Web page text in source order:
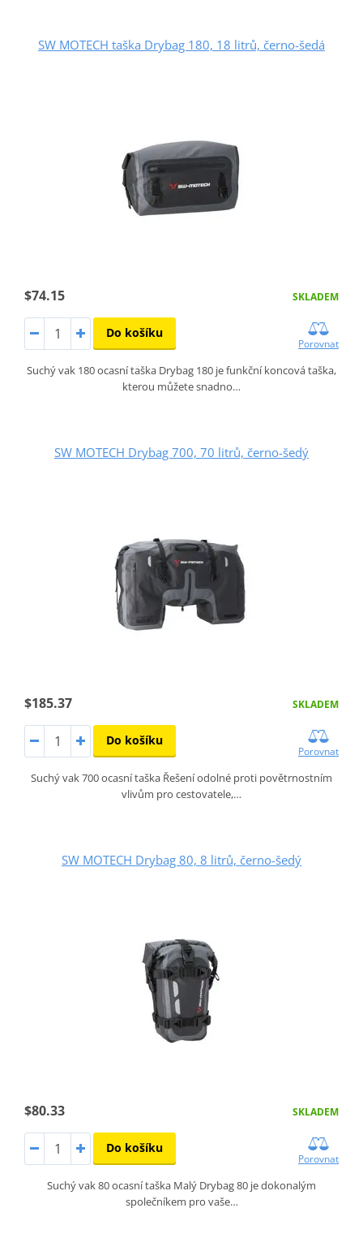
SW MOTECH taška Drybag 180, 18 litrů, černo-šedá
$74.15 SKLADEM
Do košíku
Porovnat
Suchý vak 180 ocasní taška Drybag 180 je funkční koncová taška,
kterou můžete snadno…
SW MOTECH Drybag 700, 70 litrů, černo-šedý
$185.37 SKLADEM
Do košíku
Porovnat
Suchý vak 700 ocasní taška Řešení odolné proti povětrnostním
vlivům pro cestovatele,…
SW MOTECH Drybag 80, 8 litrů, černo-šedý
$80.33 SKLADEM
Do košíku
Porovnat
Suchý vak 80 ocasní taška Malý Drybag 80 je dokonalým
společníkem pro vaše…